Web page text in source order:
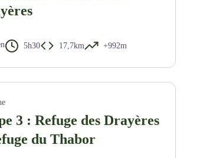
5h30 17,7km +992m
3 : Refuge des Drayères
du Thabor